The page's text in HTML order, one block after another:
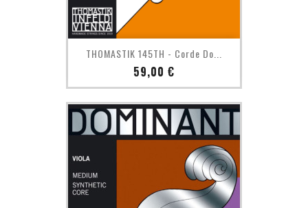
THOMASTIK 145TH - Corde Do...
Prix
59,00 €